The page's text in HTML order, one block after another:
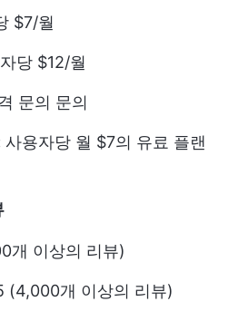
$7/월
당 $12/월
문의 문의
사용자당 월 $7의 유료 플랜
개 이상의 리뷰)
(4,000개 이상의 리뷰)